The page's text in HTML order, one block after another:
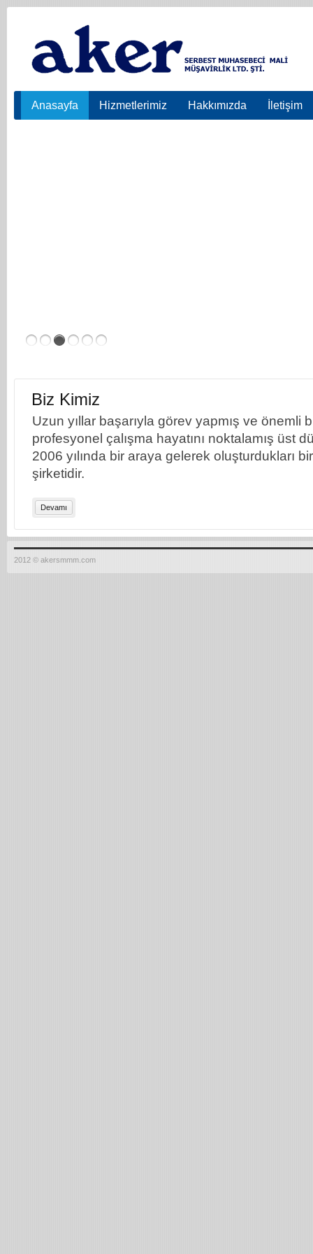
Anasayfa Hizmetlerimiz Hakkımızda İletişim
Biz Kimiz
Uzun yıllar başarıyla görev yapmış ve önemli
profesyonel çalışma hayatını noktalamış üst
2006 yılında bir araya gelerek oluşturdukları
şirketidir.
Devamı
2012 © akersmmm.com